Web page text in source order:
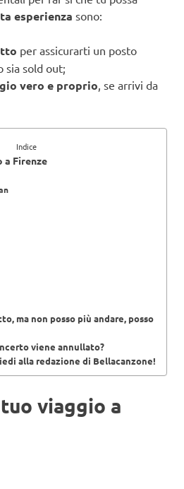
esperienza sono:
per assicurarti un posto
sia sold out;
vero e proprio , se arrivi da
Indice
a Firenze
ma non posso più andare, posso
viene annullato?
alla redazione di Bellacanzone!
viaggio a